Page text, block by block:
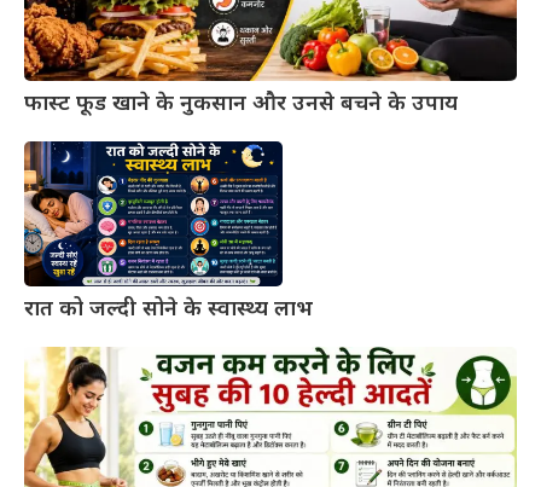
फास्ट फूड खाने के नुकसान और उनसे बचने के उपाय
रात को जल्दी सोने के स्वास्थ्य लाभ